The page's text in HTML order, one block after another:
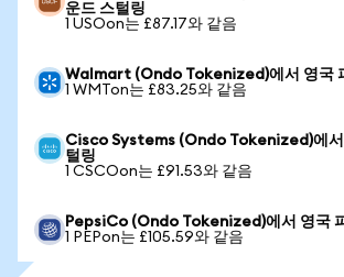
운드 스털링
1 USOon는 £87.17와 같음
Walmart (Ondo Tokenized)에서 영국
1 WMTon는 £83.25와 같음
Cisco Systems (Ondo Tokenized)에서
털링
1 CSCOon는 £91.53와 같음
PepsiCo (Ondo Tokenized)에서 영국
1 PEPon는 £105.59와 같음